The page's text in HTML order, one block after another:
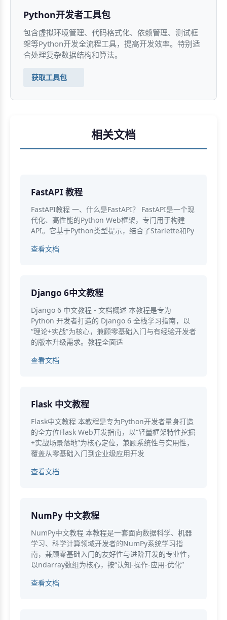
Python开发者工具包
包含虚拟环境管理、代码格式化、依赖管理、测试框
架等Python开发全流程工具，提高开发效率。特别适
合处理复杂数据结构和算法。
获取工具包
相关文档
FastAPI 教程
FastAPI教程 一、什么是FastAPI？ FastAPI是一个现
代化、高性能的Python Web框架，专门用于构建
API。它基于Python类型提示，结合了Starlette和Py
查看文档
Django 6中文教程
Django 6 中文教程 - 文档概述 本教程是专为
Python 开发者打造的 Django 6 全栈学习指南，以
“理论+实战”为核心，兼顾零基础入门与有经验开发者
的版本升级需求。教程全面适
查看文档
Flask 中文教程
Flask中文教程 本教程是专为Python开发者量身打造
的全方位Flask Web开发指南，以“轻量框架特性挖掘
+实战场景落地”为核心定位，兼顾系统性与实用性，
覆盖从零基础入门到企业级应用开发
查看文档
NumPy 中文教程
NumPy中文教程 本教程是一套面向数据科学、机器
学习、科学计算领域开发者的NumPy系统学习指
南，兼顾零基础入门的友好性与进阶开发的专业性，
以ndarray数组为核心，按“认知-操作-应用-优化”
查看文档